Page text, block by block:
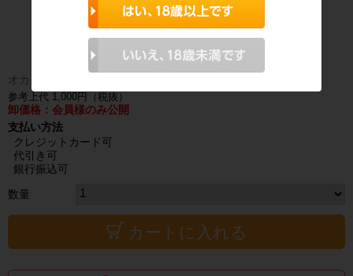
オカモトゼロワンにゆったりＬサイズ新登場！
参考上代 1,000円（税抜）
卸価格：会員様のみ公開
支払い方法
クレジットカード可
代引き可
銀行振込可
数量
カートに入れる